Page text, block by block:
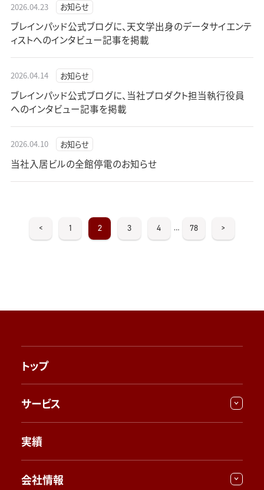
2026.04.23 お知らせ
ブレインパッド公式ブログに、天文学出身のデータサイエンテ
ィストへのインタビュー記事を掲載
2026.04.14 お知らせ
ブレインパッド公式ブログに、当社プロダクト担当執行役員
へのインタビュー記事を掲載
2026.04.10 お知らせ
当社入居ビルの全館停電のお知らせ
< 1 2 3 4 … 78 >
トップ
サービス
実績
会社情報